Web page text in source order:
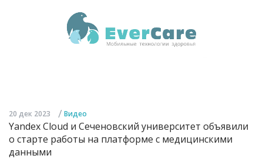
20 дек 2023 / Видео
Yandex Cloud и Сеченовский университет объявили
о старте работы на платформе с медицинскими
данными